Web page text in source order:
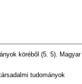
köréből (5. 5). Magyar
tudományok